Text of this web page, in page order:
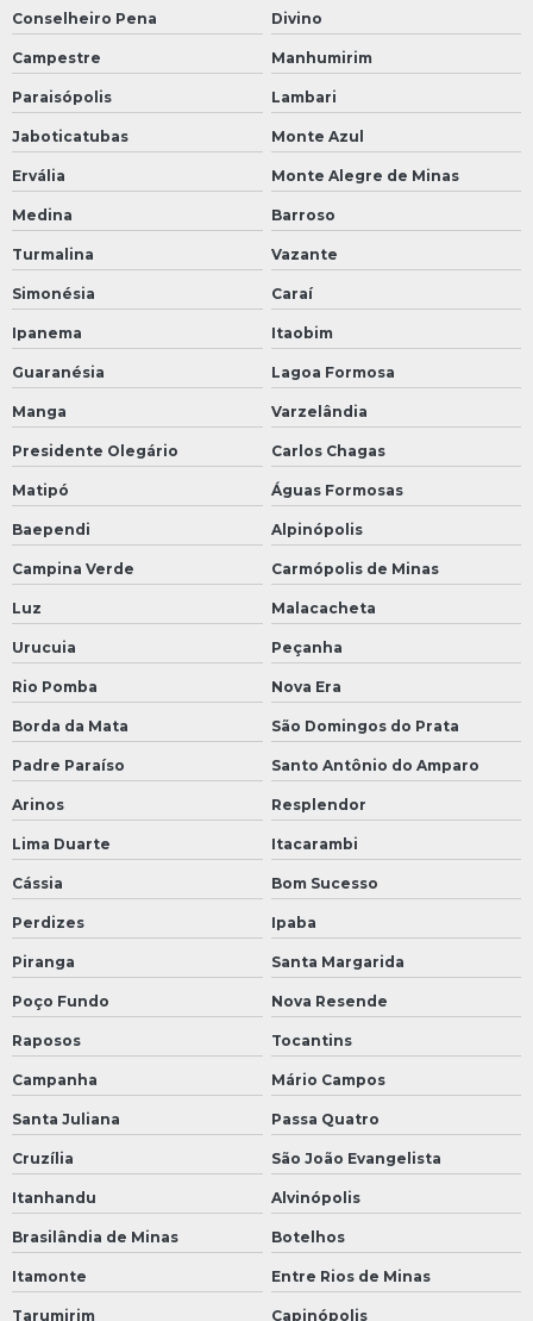
Conselheiro Pena Divino
Campestre Manhumirim
Paraisópolis Lambari
Jaboticatubas Monte Azul
Ervália Monte Alegre de Minas
Medina Barroso
Turmalina Vazante
Simonésia Caraí
Ipanema Itaobim
Guaranésia Lagoa Formosa
Manga Varzelândia
Presidente Olegário Carlos Chagas
Matipó Águas Formosas
Baependi Alpinópolis
Campina Verde Carmópolis de Minas
Luz Malacacheta
Urucuia Peçanha
Rio Pomba Nova Era
Borda da Mata São Domingos do Prata
Padre Paraíso Santo Antônio do Amparo
Arinos Resplendor
Lima Duarte Itacarambi
Cássia Bom Sucesso
Perdizes Ipaba
Piranga Santa Margarida
Poço Fundo Nova Resende
Raposos Tocantins
Campanha Mário Campos
Santa Juliana Passa Quatro
Cruzília São João Evangelista
Itanhandu Alvinópolis
Brasilândia de Minas Botelhos
Itamonte Entre Rios de Minas
Tarumirim Capinópolis